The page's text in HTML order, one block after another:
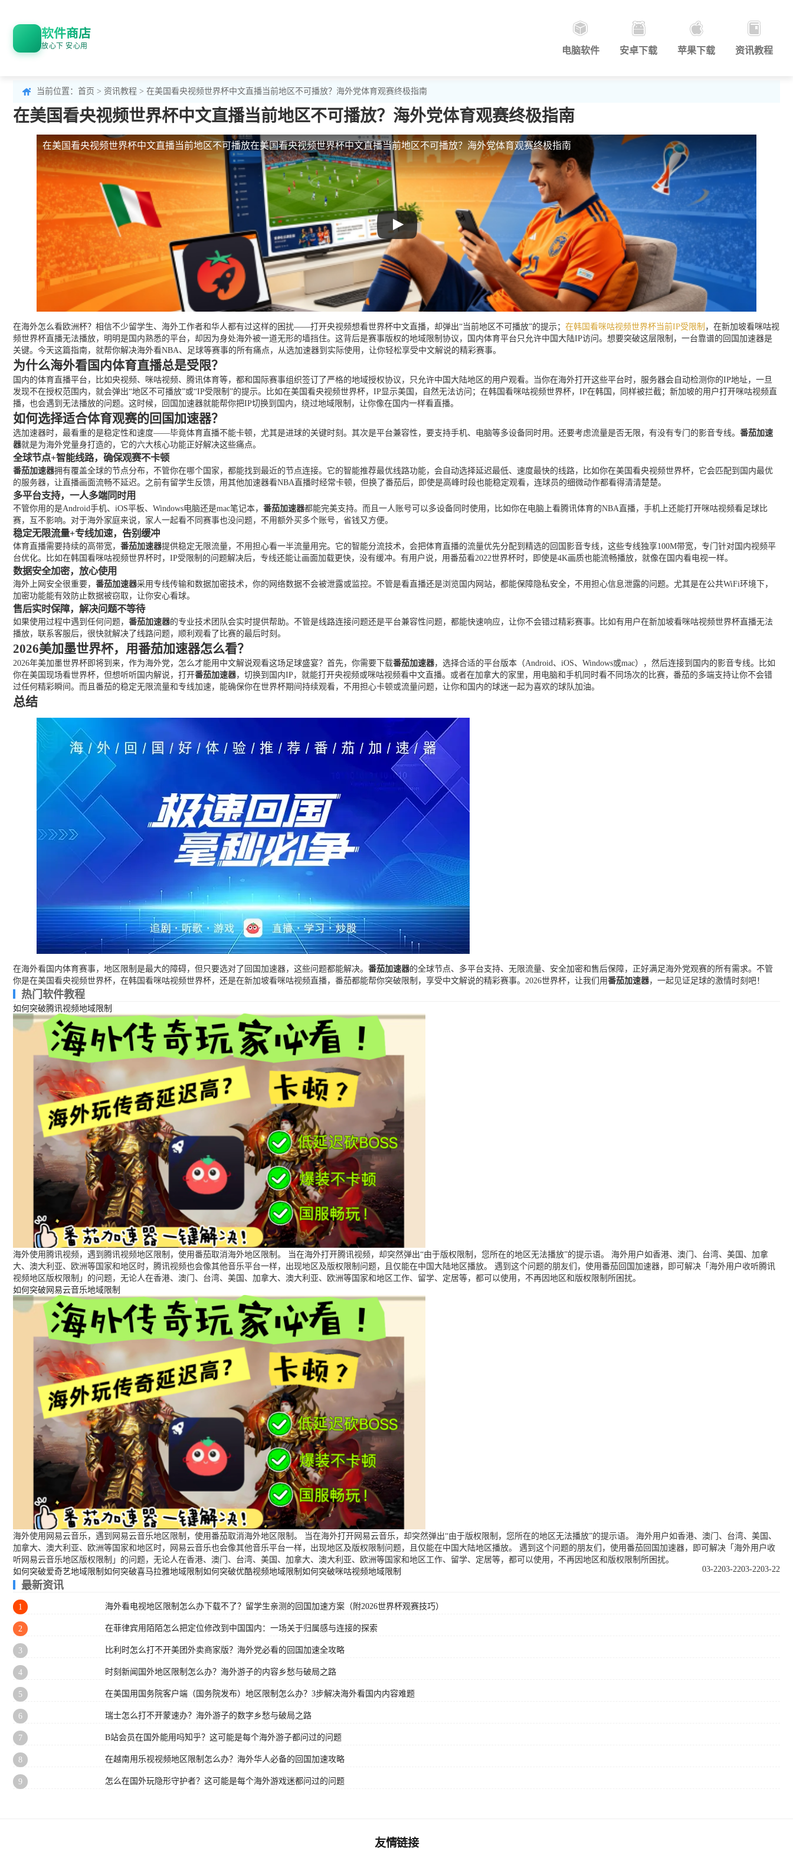
软件商店
放心下 安心用 电脑软件 安卓下载 苹果下载 资讯教程
当前位置： 首页 > 资讯教程 > 在美国看央视频世界杯中文直播当前地区不可播放？海外党体育观赛终极指南
在美国看央视频世界杯中文直播当前地区不可播放？海外党体育观赛终极指南
在美国看央视频世界杯中文直播当前地区不可播放在美国看央视频世界杯中文直播当前地区不可播放？海外党体育观赛终极指南
在海外怎么看欧洲杯？相信不少留学生、海外工作者和华人都有过这样的困扰——打开央视频想看世界杯中文直播，却弹出“当前地区不可播放”的提示； 在韩国看咪咕视频世界杯当前IP受限制 ，在新加坡看咪咕视
频世界杯直播无法播放，明明是国内熟悉的平台，却因为身处海外被一道无形的墙挡住。这背后是赛事版权的地域限制协议，国内体育平台只允许中国大陆IP访问。想要突破这层限制，一台靠谱的回国加速器是
关键。今天这篇指南，就帮你解决海外看NBA、足球等赛事的所有痛点，从选加速器到实际使用，让你轻松享受中文解说的精彩赛事。
为什么海外看国内体育直播总是受限？
国内的体育直播平台，比如央视频、咪咕视频、腾讯体育等，都和国际赛事组织签订了严格的地域授权协议，只允许中国大陆地区的用户观看。当你在海外打开这些平台时，服务器会自动检测你的IP地址，一旦
发现不在授权范围内，就会弹出“地区不可播放”或“IP受限制”的提示。比如在美国看央视频世界杯，IP显示美国，自然无法访问；在韩国看咪咕视频世界杯，IP在韩国，同样被拦截；新加坡的用户打开咪咕视频直
播，也会遇到无法播放的问题。这时候，回国加速器就能帮你把IP切换到国内，绕过地域限制，让你像在国内一样看直播。
如何选择适合体育观赛的回国加速器？
选加速器时，最看重的是稳定性和速度——毕竟体育直播不能卡顿，尤其是进球的关键时刻。其次是平台兼容性，要支持手机、电脑等多设备同时用。还要考虑流量是否无限，有没有专门的影音专线。 番茄加速
器就是为海外党量身打造的，它的六大核心功能正好解决这些痛点。
全球节点+智能线路，确保观赛不卡顿
番茄加速器拥有覆盖全球的节点分布，不管你在哪个国家，都能找到最近的节点连接。它的智能推荐最优线路功能，会自动选择延迟最低、速度最快的线路，比如你在美国看央视频世界杯，它会匹配到国内最优
的服务器，让直播画面流畅不延迟。之前有留学生反馈，用其他加速器看NBA直播时经常卡顿，但换了番茄后，即使是高峰时段也能稳定观看，连球员的细微动作都看得清清楚楚。
多平台支持，一人多端同时用
不管你用的是Android手机、iOS平板、Windows电脑还是mac笔记本， 番茄加速器都能完美支持。而且一人账号可以多设备同时使用，比如你在电脑上看腾讯体育的NBA直播，手机上还能打开咪咕视频看足球比
赛，互不影响。对于海外家庭来说，家人一起看不同赛事也没问题，不用额外买多个账号，省钱又方便。
稳定无限流量+专线加速，告别缓冲
体育直播需要持续的高带宽， 番茄加速器提供稳定无限流量，不用担心看一半流量用完。它的智能分流技术，会把体育直播的流量优先分配到精选的回国影音专线，这些专线独享100M带宽，专门针对国内视频平
台优化。比如在韩国看咪咕视频世界杯时，IP受限制的问题解决后，专线还能让画面加载更快，没有缓冲。有用户说，用番茄看2022世界杯时，即使是4K画质也能流畅播放，就像在国内看电视一样。
数据安全加密，放心使用
海外上网安全很重要， 番茄加速器采用专线传输和数据加密技术，你的网络数据不会被泄露或监控。不管是看直播还是浏览国内网站，都能保障隐私安全，不用担心信息泄露的问题。尤其是在公共WiFi环境下，
加密功能能有效防止数据被窃取，让你安心看球。
售后实时保障，解决问题不等待
如果使用过程中遇到任何问题， 番茄加速器的专业技术团队会实时提供帮助。不管是线路连接问题还是平台兼容性问题，都能快速响应，让你不会错过精彩赛事。比如有用户在新加坡看咪咕视频世界杯直播无法
播放，联系客服后，很快就解决了线路问题，顺利观看了比赛的最后时刻。
2026美加墨世界杯，用番茄加速器怎么看？
2026年美加墨世界杯即将到来，作为海外党，怎么才能用中文解说观看这场足球盛宴？首先，你需要下载番茄加速器，选择合适的平台版本（Android、iOS、Windows或mac），然后连接到国内的影音专线。比如
你在美国现场看世界杯，但想听听国内解说，打开番茄加速器，切换到国内IP，就能打开央视频或咪咕视频看中文直播。或者在加拿大的家里，用电脑和手机同时看不同场次的比赛，番茄的多端支持让你不会错
过任何精彩瞬间。而且番茄的稳定无限流量和专线加速，能确保你在世界杯期间持续观看，不用担心卡顿或流量问题，让你和国内的球迷一起为喜欢的球队加油。
总结
在海外看国内体育赛事，地区限制是最大的障碍，但只要选对了回国加速器，这些问题都能解决。 番茄加速器的全球节点、多平台支持、无限流量、安全加密和售后保障，正好满足海外党观赛的所有需求。不管
你是在美国看央视频世界杯，在韩国看咪咕视频世界杯，还是在新加坡看咪咕视频直播，番茄都能帮你突破限制，享受中文解说的精彩赛事。2026世界杯，让我们用番茄加速器，一起见证足球的激情时刻吧！
热门软件教程
如何突破腾讯视频地域限制
海外使用腾讯视频，遇到腾讯视频地区限制，使用番茄取消海外地区限制。 当在海外打开腾讯视频，却突然弹出“由于版权限制，您所在的地区无法播放”的提示语。 海外用户如香港、澳门、台湾、美国、加拿
大、澳大利亚、欧洲等国家和地区时，腾讯视频也会像其他音乐平台一样，出现地区及版权限制问题，且仅能在中国大陆地区播放。 遇到这个问题的朋友们，使用番茄回国加速器，即可解决「海外用户收听腾讯
视频地区版权限制」的问题，无论人在香港、澳门、台湾、美国、加拿大、澳大利亚、欧洲等国家和地区工作、留学、定居等，都可以使用，不再因地区和版权限制所困扰。
如何突破网易云音乐地域限制
海外使用网易云音乐，遇到网易云音乐地区限制，使用番茄取消海外地区限制。 当在海外打开网易云音乐，却突然弹出“由于版权限制，您所在的地区无法播放”的提示语。 海外用户如香港、澳门、台湾、美国、
加拿大、澳大利亚、欧洲等国家和地区时，网易云音乐也会像其他音乐平台一样，出现地区及版权限制问题，且仅能在中国大陆地区播放。 遇到这个问题的朋友们，使用番茄回国加速器，即可解决「海外用户收
听网易云音乐地区版权限制」的问题，无论人在香港、澳门、台湾、美国、加拿大、澳大利亚、欧洲等国家和地区工作、留学、定居等，都可以使用，不再因地区和版权限制所困扰。
如何突破爱奇艺地域限制
03-22
如何突破喜马拉雅地域限制 03-22
如何突破优酷视频地域限制 03-22
如何突破咪咕视频地域限制 03-22
最新资讯
1 海外看电视地区限制怎么办下载不了？留学生亲测的回国加速方案（附2026世界杯观赛技巧）
2 在菲律宾用陌陌怎么把定位修改到中国国内：一场关于归属感与连接的探索
3 比利时怎么打不开美团外卖商家版？海外党必看的回国加速全攻略
4 时刻新闻国外地区限制怎么办？海外游子的内容乡愁与破局之路
5 在美国用国务院客户端（国务院发布）地区限制怎么办？3步解决海外看国内内容难题
6 瑞士怎么打不开蒙速办？海外游子的数字乡愁与破局之路
7 B站会员在国外能用吗知乎？这可能是每个海外游子都问过的问题
8 在越南用乐视视频地区限制怎么办？海外华人必备的回国加速攻略
9 怎么在国外玩隐形守护者？这可能是每个海外游戏迷都问过的问题
友情链接